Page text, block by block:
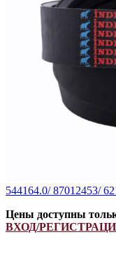
544164.0/ 87012453/
Цены доступны
ВХОД/